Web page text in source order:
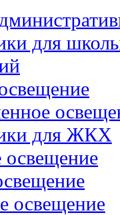
для
для ЖКХ
освещение